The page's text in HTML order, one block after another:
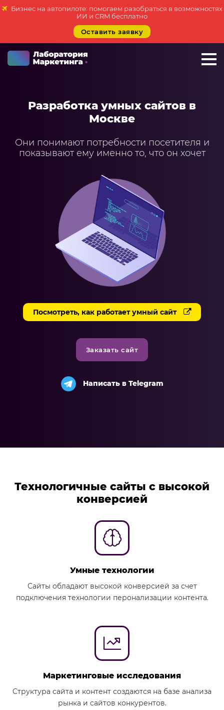
Бизнес на автопилоте: помогаем разобраться в возможностях
ИИ и CRM бесплатно
Оставить заявку
Внедрение amoCRM
ИИ решения для бизнеса
Маркетинг «под ключ»
Разработка сайтов
Разработка чат-ботов
Система продаж для мебельного бизнеса
Система продаж для туристического бизнеса
Повышение конверсии сайтов
Разработка умных сайтов в
Москве
Они понимают потребности посетителя и
показывают ему именно то, что он хочет
Посмотреть, как работает умный сайт
Заказать сайт
Написать в Telegram
Технологичные сайты с высокой
конверсией
Умные технологии
Сайты обладают высокой конверсией за счет
подключения технологии перонализации контента.
Маркетинговые исследования
Структура сайта и контент создаются на базе анализа
рынка и сайтов конкурентов.